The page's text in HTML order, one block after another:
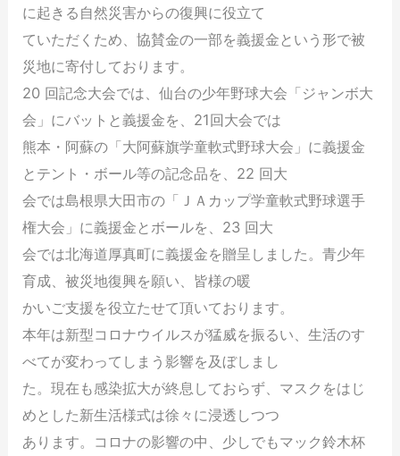
に起きる自然災害からの復興に役立て
ていただくため、協賛金の一部を義援金という形で被
災地に寄付しております。
20 回記念大会では、仙台の少年野球大会「ジャンボ大
会」にバットと義援金を、21回大会では
熊本・阿蘇の「大阿蘇旗学童軟式野球大会」に義援金
とテント・ボール等の記念品を、22 回大
会では島根県大田市の「ＪＡカップ学童軟式野球選手
権大会」に義援金とボールを、23 回大
会では北海道厚真町に義援金を贈呈しました。青少年
育成、被災地復興を願い、皆様の暖
かいご支援を役立たせて頂いております。
本年は新型コロナウイルスが猛威を振るい、生活のす
べてが変わってしまう影響を及ぼしまし
た。現在も感染拡大が終息しておらず、マスクをはじ
めとした新生活様式は徐々に浸透しつつ
あります。コロナの影響の中、少しでもマック鈴木杯